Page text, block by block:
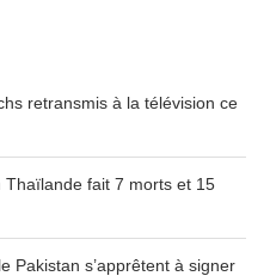
retransmis à la télévision ce
Thaïlande fait 7 morts et 15
Pakistan s’apprêtent à signer